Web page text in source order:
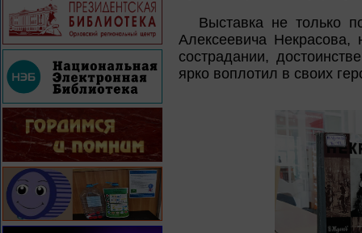
Выставка не только
Алексеевича Некрасова,
сострадании,
ярко воплотил в своих